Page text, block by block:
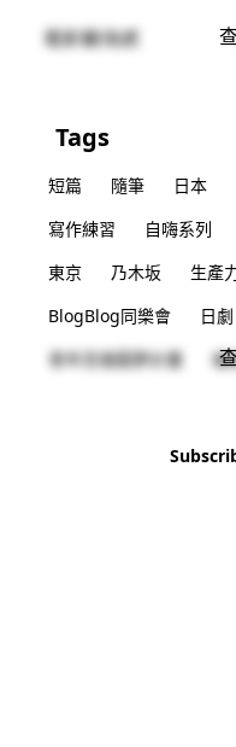
電影觀後感
Tags
短篇 隨筆 日本
寫作練習
自嗨系列
東京
乃木坂 生產
BlogBlog同樂會
日劇
青年百億圓夢計畫
福